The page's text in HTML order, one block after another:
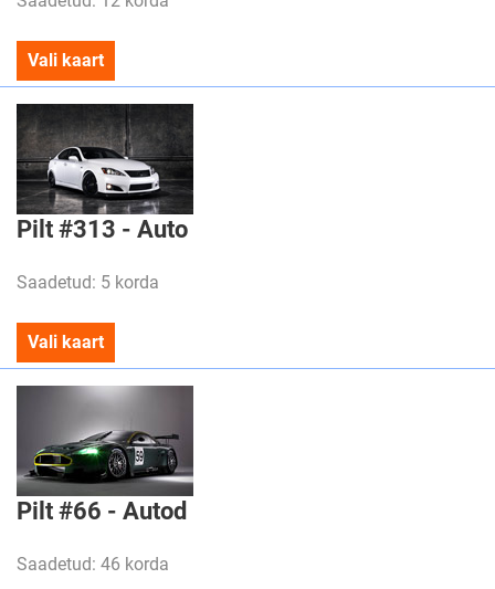
Vali kaart
Pilt #313 - Auto
Saadetud: 5 korda
Vali kaart
Pilt #66 - Autod
Saadetud: 46 korda